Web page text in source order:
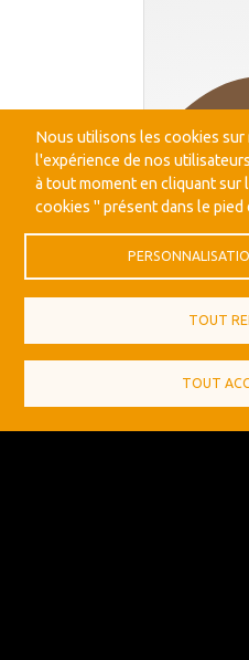
Nous utilisons les cookies
l'expérience de nos
à tout moment en cliquant sur
cookies " présent dans le pied
TOUT
TOUT